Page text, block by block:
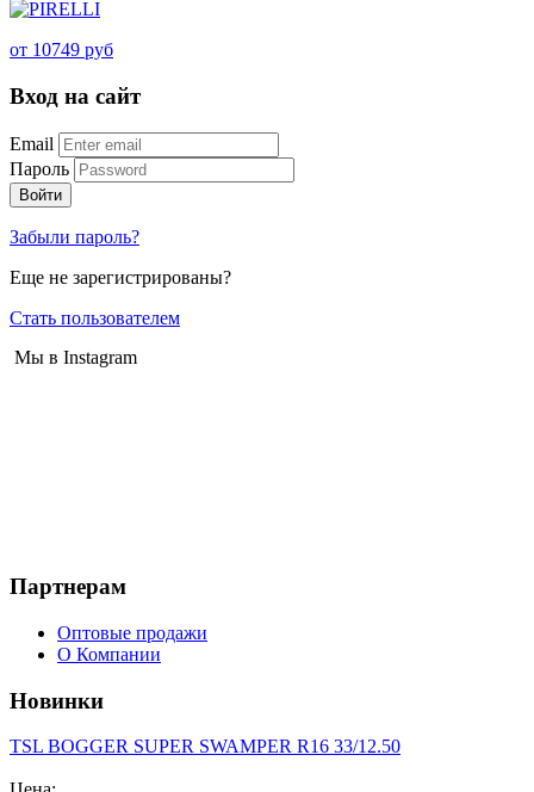
от 10749 руб
Вход на сайт
Email
Пароль
Войти
Забыли пароль?
Еще не зарегистрированы?
Стать пользователем
Мы в Instagram
Партнерам
Оптовые продажи
О Компании
Новинки
TSL BOGGER SUPER SWAMPER R16 33/12.50